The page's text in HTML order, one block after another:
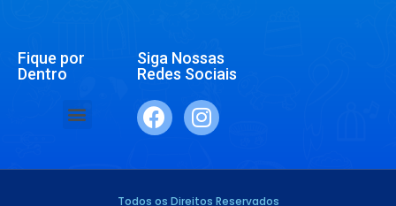
Fique por
Dentro
Siga Nossas
Redes Sociais
Todos os Direitos Reservados